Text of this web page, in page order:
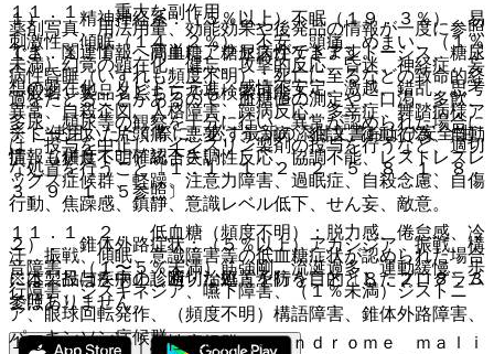
１）． 精神神経系：（５％以上）不眠（１９．３％）、易
刺激性、傾眠（１４．２％）、不安、頭痛、めまい、（１％
未満）幻覚の顕在化、健忘、攻撃的反応、昏迷、神経症、妄
想の顕在化、リビドー亢進、感情不安定、激越、錯乱、思考
異常、自殺企図、人格障害、躁病反応、多幸症、舞踏病様ア
テトーシス、片頭痛、悪夢、うつ病、独語、衝動行為、自動
症、（頻度不明）統合失調性反応、協調不能、レストレスレ
ッグス症候群、軽躁、注意力障害、過眠症、自殺念慮、自傷
行動、焦躁感、鎮静、意識レベル低下、せん妄、敵意。
２）． 錐体外路症状：（５％以上）アカシジア、振戦、構
音障害、（１〜５％未満）筋強剛、流涎過多、運動緩慢、歩
行障害、ジスキネジア、嚥下障害、（１％未満）ジストニ
ア、眼球回転発作、（頻度不明）構語障害、錐体外路障害、
パーキンソン症候群。
１１．１． 重大な副作用
１１．１．１． 高血糖、糖尿病性ケトアシドーシス、糖尿
病性昏睡（いずれも頻度不明）：死亡に至るなどの致命的経
過をたどることがあるので、血糖値の測定や、口渇、多飲、
多尿、頻尿等の観察を十分に行い、異常が認められた場合に
は、投与を中止し、インスリン製剤の投与を行うなど、適切
な処置を行うこと〔１．１、１．２、２．５、８．１、８．
３、９．１．５参照〕。
１１．１．２． 低血糖（頻度不明）：脱力感、倦怠感、冷
汗、振戦、傾眠、意識障害等の低血糖症状が認められた場合
には、投与を中止し適切な処置を行うこと〔８．２、８．３
参照〕。
１１．１．３． 悪性症候群（Ｓｙｎｄｒｏｍｅ ｍａｌｉ
薬剤写真、用法用量、効能効果や後発品の情報が一度に参照
でき、関連情報へ簡単にアクセスができます。
一般名、製品名どちらでも検索可能！
※ ご使用いただく際に、必ず最新の添付文書および安全性
情報も併せてご確認下さい。
※本製品は疾病の診断・治療・予防を目的としたプログラム
ではありません。